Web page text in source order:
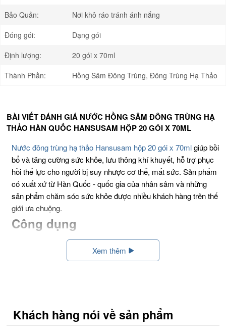
Bảo Quản:
Nơi khô ráo tránh ánh nắng
Đóng gói:
Dạng gói
Định lượng:
20 gói x 70ml
Thành Phần:
Hồng Sâm Đông Trùng, Đông Trùng Hạ Thảo
BÀI VIẾT ĐÁNH GIÁ NƯỚC HỒNG SÂM ĐÔNG TRÙNG HẠ
THẢO HÀN QUỐC HANSUSAM HỘP 20 GÓI X 70ML
Nước đông trùng hạ thảo Hansusam hộp 20 gói x 70mlgiúp bồi
bổ và tăng cường sức khỏe, lưu thông khí khuyết, hỗ trợ phục
hồi thể lực cho người bị suy nhược cơ thể, mất sức. Sản phẩm
có xuất xứ từ Hàn Quốc - quốc gia của nhân sâm và những
sản phẩm chăm sóc sức khỏe được nhiều khách hàng trên thế
giới ưa chuộng.
Công dụng
- Hỗ Trợ lọc phổi, làm sạch phổi đối với người bị hen suyễn,
hen phế quản, phế quản cấp tính, mãn tính, bị nhiễm trùng như
-Nước đông trùng hạ thảoHansusam giúp tăng cường sinh
Xem thêm
Khách hàng nói về sản phẩm